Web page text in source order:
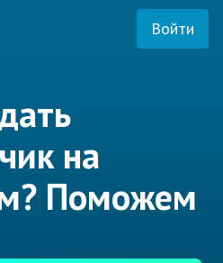
Войти
на
Поможем